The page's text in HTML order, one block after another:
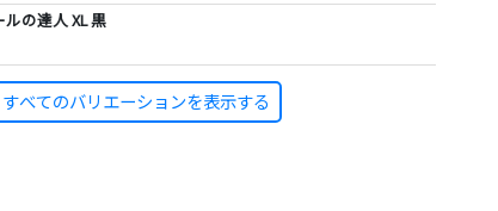
の達人 XL 黒
すべてのバリエーションを表示する